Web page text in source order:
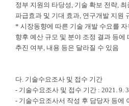
정부 지원의 타당성, 기술 확보 전략, 최
파급효과 및 기대 효과, 연구개발 지원
* 시장동향에 따른 기술 개발 수요를 자
향후 예산 규모 및 분야 조정 결과 등에
추진 여부, 내용 등은 달라질 수 있음
다. 기술수요조사 및 접수 기간
- 기술수요조사 및 접수 기간 : 2021. 9.
- 기술수요조사서 작성 후 담당자 등에